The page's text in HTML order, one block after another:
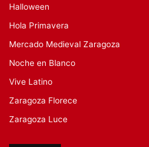
Halloween
Hola Primavera
Mercado Medieval Zaragoza
Noche en Blanco
Vive Latino
Zaragoza Florece
Zaragoza Luce